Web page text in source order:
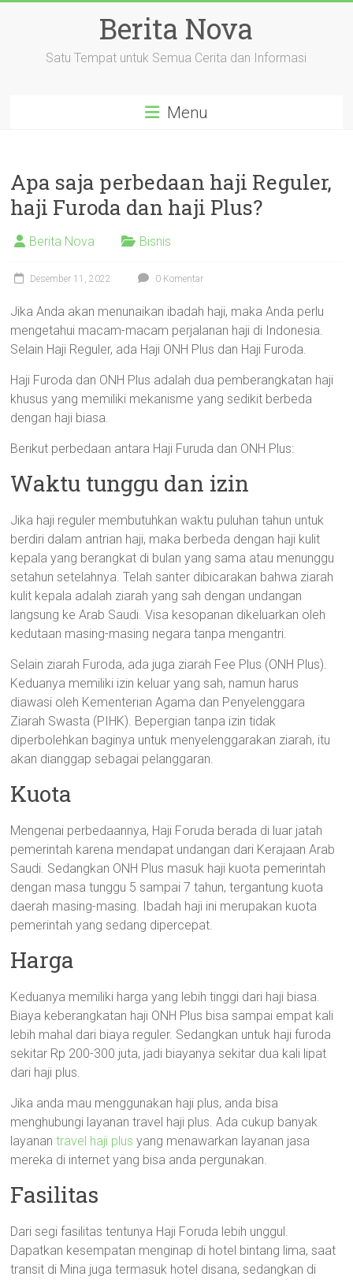
Berita Nova
Satu Tempat untuk Semua Cerita dan Informasi
Menu
Apa saja perbedaan haji Reguler,
haji Furoda dan haji Plus?
Berita Nova Bisnis
Desember 11, 2022 0 Komentar
Jika Anda akan menunaikan ibadah haji, maka Anda perlu
mengetahui macam-macam perjalanan haji di Indonesia.
Selain Haji Reguler, ada Haji ONH Plus dan Haji Furoda.
Haji Furoda dan ONH Plus adalah dua pemberangkatan haji
khusus yang memiliki mekanisme yang sedikit berbeda
dengan haji biasa.
Berikut perbedaan antara Haji Furuda dan ONH Plus:
Waktu tunggu dan izin
Jika haji reguler membutuhkan waktu puluhan tahun untuk
berdiri dalam antrian haji, maka berbeda dengan haji kulit
kepala yang berangkat di bulan yang sama atau menunggu
setahun setelahnya. Telah santer dibicarakan bahwa ziarah
kulit kepala adalah ziarah yang sah dengan undangan
langsung ke Arab Saudi. Visa kesopanan dikeluarkan oleh
kedutaan masing-masing negara tanpa mengantri.
Selain ziarah Furoda, ada juga ziarah Fee Plus (ONH Plus).
Keduanya memiliki izin keluar yang sah, namun harus
diawasi oleh Kementerian Agama dan Penyelenggara
Ziarah Swasta (PIHK). Bepergian tanpa izin tidak
diperbolehkan baginya untuk menyelenggarakan ziarah, itu
akan dianggap sebagai pelanggaran.
Kuota
Mengenai perbedaannya, Haji Foruda berada di luar jatah
pemerintah karena mendapat undangan dari Kerajaan Arab
Saudi. Sedangkan ONH Plus masuk haji kuota pemerintah
dengan masa tunggu 5 sampai 7 tahun, tergantung kuota
daerah masing-masing. Ibadah haji ini merupakan kuota
pemerintah yang sedang dipercepat.
Harga
Keduanya memiliki harga yang lebih tinggi dari haji biasa.
Biaya keberangkatan haji ONH Plus bisa sampai empat kali
lebih mahal dari biaya reguler. Sedangkan untuk haji furoda
sekitar Rp 200-300 juta, jadi biayanya sekitar dua kali lipat
dari haji plus.
Jika anda mau menggunakan haji plus, anda bisa
menghubungi layanan travel haji plus. Ada cukup banyak
layanantravel haji plus yang menawarkan layanan jasa
mereka di internet yang bisa anda pergunakan.
Fasilitas
Dari segi fasilitas tentunya Haji Foruda lebih unggul.
Dapatkan kesempatan menginap di hotel bintang lima, saat
transit di Mina juga termasuk hotel disana, sedangkan di